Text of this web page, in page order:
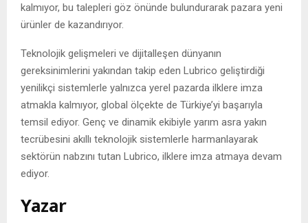
kalmıyor, bu talepleri göz önünde bulundurarak pazara yeni
ürünler de kazandırıyor.
Teknolojik gelişmeleri ve dijitalleşen dünyanın
gereksinimlerini yakından takip eden Lubrico geliştirdiği
yenilikçi sistemlerle yalnızca yerel pazarda ilklere imza
atmakla kalmıyor, global ölçekte de Türkiye’yi başarıyla
temsil ediyor. Genç ve dinamik ekibiyle yarım asra yakın
tecrübesini akıllı teknolojik sistemlerle harmanlayarak
sektörün nabzını tutan Lubrico, ilklere imza atmaya devam
ediyor.
Yazar